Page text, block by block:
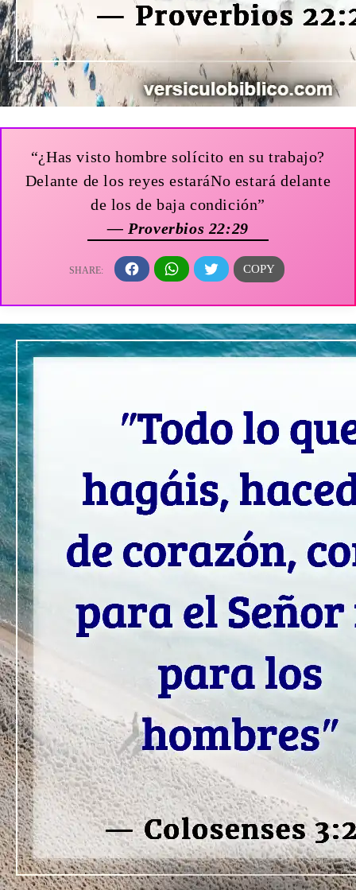
“¿Has visto hombre solícito en su trabajo?
Delante de los reyes estaráNo estará delante
de los de baja condición”
— Proverbios 22:29